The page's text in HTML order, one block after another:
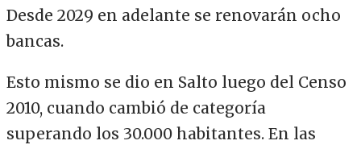
Desde 2029 en adelante se renovarán ocho
bancas.
Esto mismo se dio en Salto luego del Censo
2010, cuando cambió de categoría
superando los 30.000 habitantes. En las